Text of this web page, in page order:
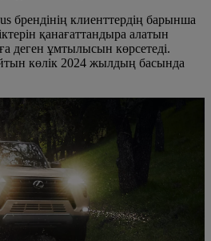
брендінің клиенттердің барынша
қанағаттандыра алатын
деген ұмтылысын көрсетеді.
көлік 2024 жылдың басында